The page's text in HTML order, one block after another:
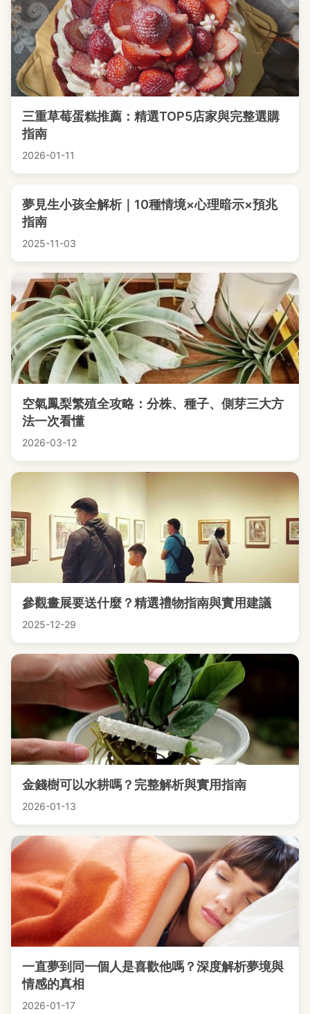
三重草莓蛋糕推薦：精選TOP5店家與完整選購
指南
2026-01-11
夢見生小孩全解析｜10種情境×心理暗示×預兆
指南
2025-11-03
空氣鳳梨繁殖全攻略：分株、種子、側芽三大方
法一次看懂
2026-03-12
參觀畫展要送什麼？精選禮物指南與實用建議
2025-12-29
金錢樹可以水耕嗎？完整解析與實用指南
2026-01-13
一直夢到同一個人是喜歡他嗎？深度解析夢境與
情感的真相
2026-01-17